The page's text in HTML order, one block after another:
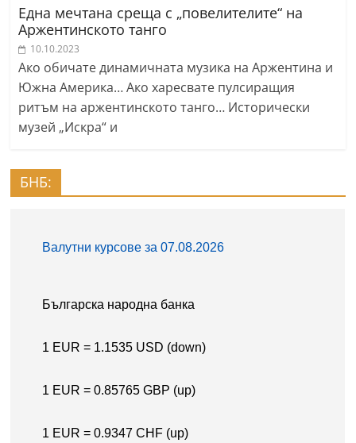
Една мечтана среща с „повелителите“ на
Аржентинското танго
10.10.2023
Ако обичате динамичната музика на Аржентина и
Южна Америка… Ако харесвате пулсиращия
ритъм на аржентинското танго… Исторически
музей „Искра“ и
БНБ: